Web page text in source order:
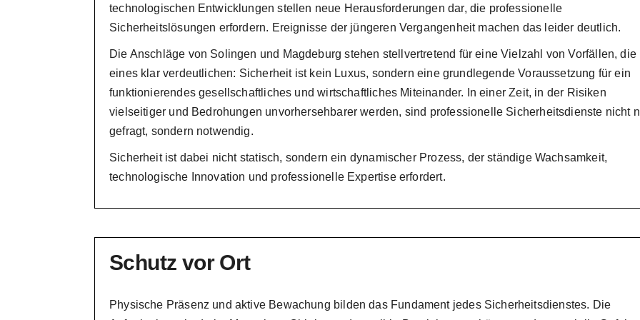
technologischen Entwicklungen stellen neue Herausforderungen dar, die professionelle
Sicherheitslösungen erfordern. Ereignisse der jüngeren Vergangenheit machen das leider deutlich.
Die Anschläge von Solingen und Magdeburg stehen stellvertretend für eine Vielzahl von Vorfällen, die
eines klar verdeutlichen: Sicherheit ist kein Luxus, sondern eine grundlegende Voraussetzung für ein
funktionierendes gesellschaftliches und wirtschaftliches Miteinander. In einer Zeit, in der Risiken
vielseitiger und Bedrohungen unvorhersehbarer werden, sind professionelle Sicherheitsdienste nicht
gefragt, sondern notwendig.
Sicherheit ist dabei nicht statisch, sondern ein dynamischer Prozess, der ständige Wachsamkeit,
technologische Innovation und professionelle Expertise erfordert.
Schutz vor Ort
Physische Präsenz und aktive Bewachung bilden das Fundament jedes Sicherheitsdienstes. Die